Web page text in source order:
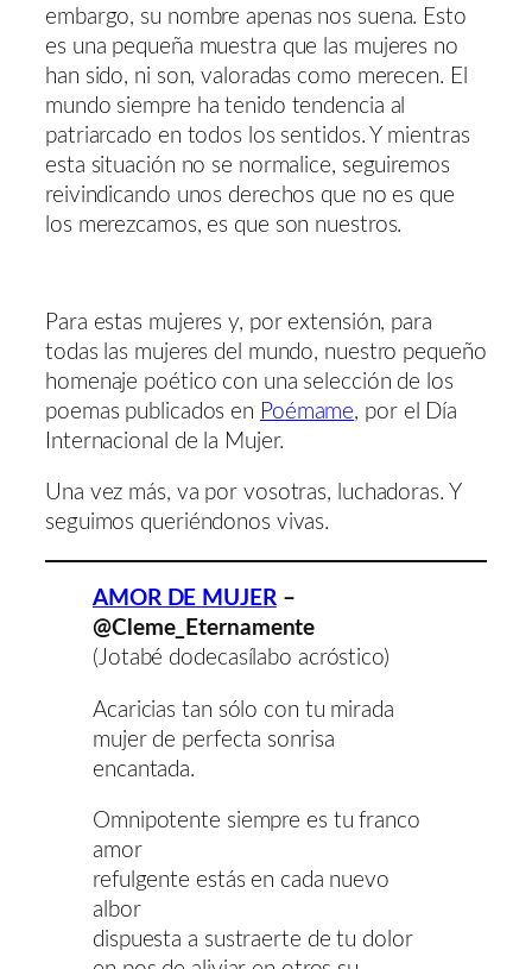
embargo, su nombre apenas nos suena. Esto
es una pequeña muestra que las mujeres no
han sido, ni son, valoradas como merecen. El
mundo siempre ha tenido tendencia al
patriarcado en todos los sentidos. Y mientras
esta situación no se normalice, seguiremos
reivindicando unos derechos que no es que
los merezcamos, es que son nuestros.
Para estas mujeres y, por extensión, para
todas las mujeres del mundo, nuestro pequeño
homenaje poético con una selección de los
poemas publicados en Poémame, por el Día
Internacional de la Mujer.
Una vez más, va por vosotras, luchadoras. Y
seguimos queriéndonos vivas.
AMOR DE MUJER–
@Cleme_Eternamente
(Jotabé dodecasílabo acróstico)
Acaricias tan sólo con tu mirada
mujer de perfecta sonrisa
encantada.
Omnipotente siempre es tu franco
amor
refulgente estás en cada nuevo
albor
dispuesta a sustraerte de tu dolor